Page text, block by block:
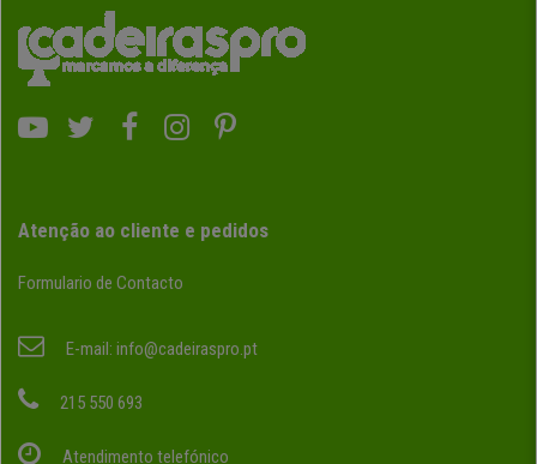
Atenção ao cliente e pedidos
Formulario de Contacto
E-mail: info@cadeiraspro.pt
215 550 693
Atendimento telefónico